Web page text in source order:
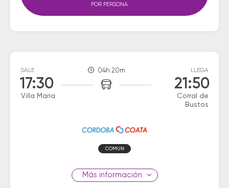
POR PERSONA
SALE
17:30
Villa Maria
04h 20m LLEGA
21:50
Corral de
Bustos
COMUN
información